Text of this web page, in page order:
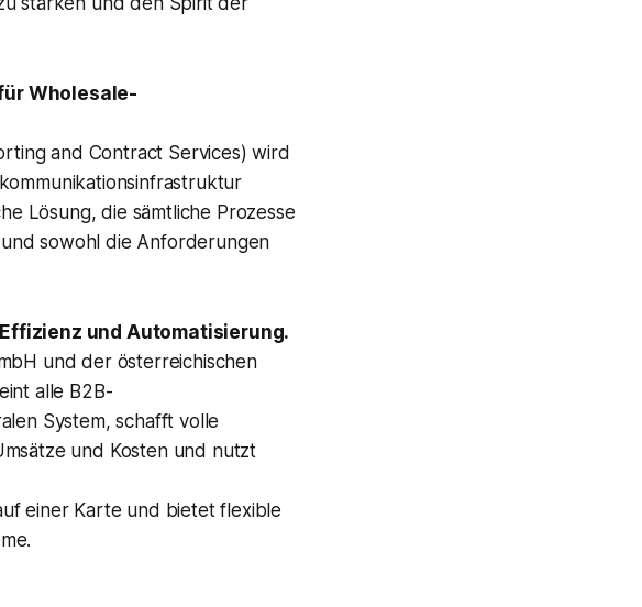
Wholesale-
and Contract Services) wird
Lösung, die sämtliche Prozesse
sowohl die Anforderungen
und Automatisierung.
und der österreichischen
alle B2B-
System, schafft volle
und Kosten und nutzt
einer Karte und bietet flexible